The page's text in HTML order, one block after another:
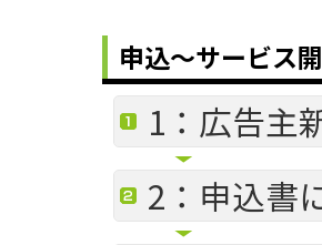
申込～サービス
1：広告主
2：申込書